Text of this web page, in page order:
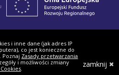
nas:
i inne dane (jak adres IP
co jest konieczne do
Poznaj Zasady przetwarzania
i możliwości zmiany
. zamknij